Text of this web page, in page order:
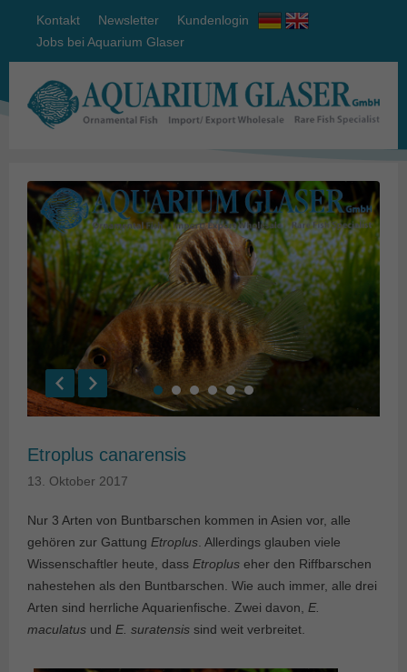
Kontakt Newsletter
Kundenlogin
Jobs bei Aquarium Glaser
Etroplus canarensis
13. Oktober 2017
Nur 3 Arten von Buntbarschen kommen in Asien vor, alle
gehören zur Gattung Etroplus . Allerdings glauben viele
Wissenschaftler heute, dass Etroplus eher den Riffbarschen
nahestehen als den Buntbarschen. Wie auch immer, alle drei
Arten sind herrliche Aquarienfische. Zwei davon, E.
maculatus und E. suratensis sind weit verbreitet.